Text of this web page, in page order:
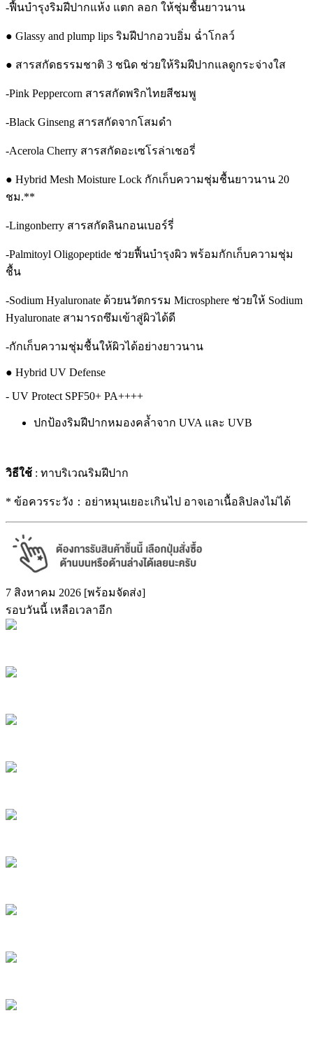
-ฟื้นบำรุงริมฝีปากแห้ง แตก ลอก ให้ชุ่มชื้นยาวนาน
● Glassy and plump lips ริมฝีปากอวบอิ่ม ฉ่ำโกลว์
● สารสกัดธรรมชาติ 3 ชนิด ช่วยให้ริมฝีปากแลดูกระจ่างใส
-Pink Peppercorn สารสกัดพริกไทยสีชมพู
-Black Ginseng สารสกัดจากโสมดำ
-Acerola Cherry สารสกัดอะเซโรล่าเชอรี่
● Hybrid Mesh Moisture Lock กักเก็บความชุ่มชื้นยาวนาน 20
ชม.**
-Lingonberry สารสกัดลินกอนเบอร์รี่
-Palmitoyl Oligopeptide ช่วยฟื้นบำรุงผิว พร้อมกักเก็บความชุ่ม
ชื้น
-Sodium Hyaluronate ด้วยนวัตกรรม Microsphere ช่วยให้ Sodium
Hyaluronate สามารถซึมเข้าสู่ผิวได้ดี
-กักเก็บความชุ่มชื้นให้ผิวได้อย่างยาวนาน
● Hybrid UV Defense
- UV Protect SPF50+ PA++++
ปกป้องริมฝีปากหมองคล้ำจาก UVA และ UVB
วิธีใช้ : ทาบริเวณริมฝีปาก
* ข้อควรระวัง：อย่าหมุนเยอะเกินไป อาจเอาเนื้อลิปลงไม่ได้
7 สิงหาคม 2026 [พร้อมจัดส่ง]
รอบวันนี้ เหลือเวลาอีก